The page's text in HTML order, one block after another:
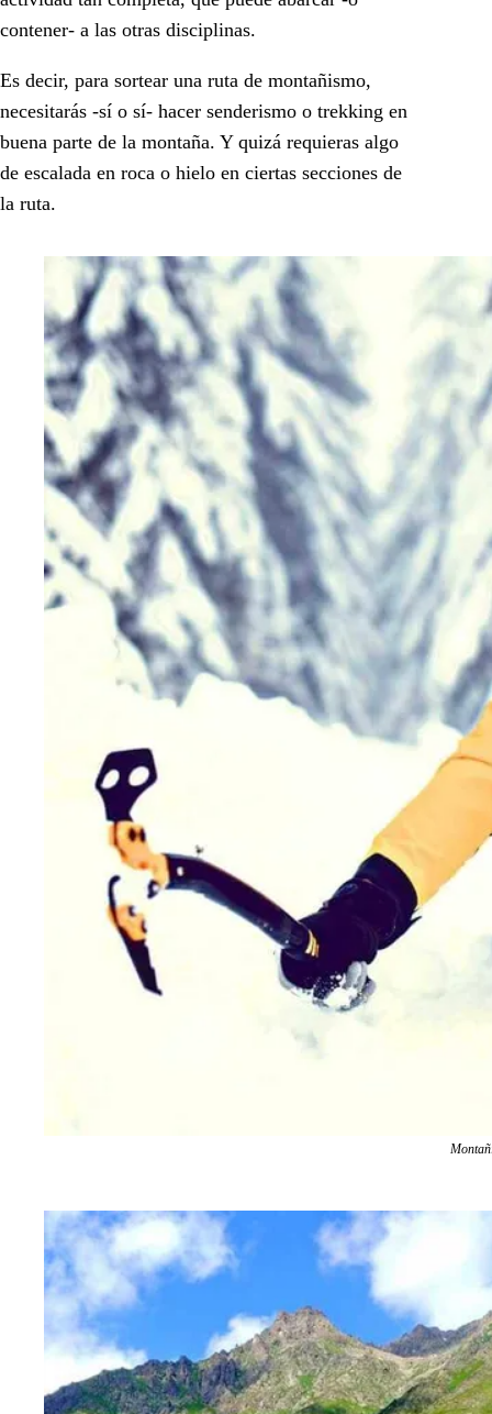
contener- a las otras disciplinas.
Es decir, para sortear una ruta de montañismo,
necesitarás -sí o sí- hacer senderismo o trekking en
buena parte de la montaña. Y quizá requieras algo
de escalada en roca o hielo en ciertas secciones de
la ruta.